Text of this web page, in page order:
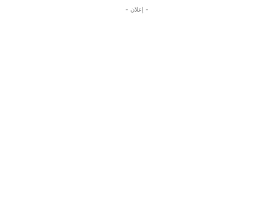
- إعلان -